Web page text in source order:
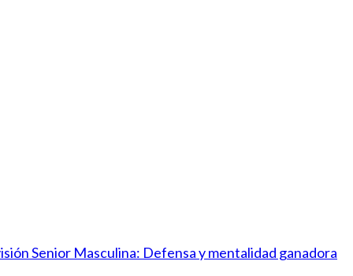
Senior Masculina: Defensa y mentalidad ganadora